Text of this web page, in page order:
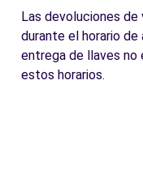
Las devoluciones
durante el horario de
entrega de llaves no
estos horarios.